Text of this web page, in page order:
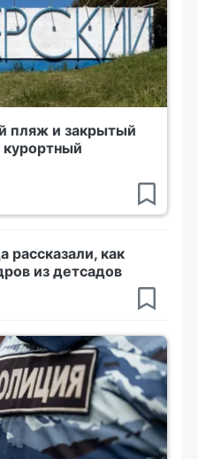
пляж и закрытый
рассказали, как
из детсадов